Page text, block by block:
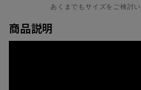
あくまでもサイズをご検討
商品説明